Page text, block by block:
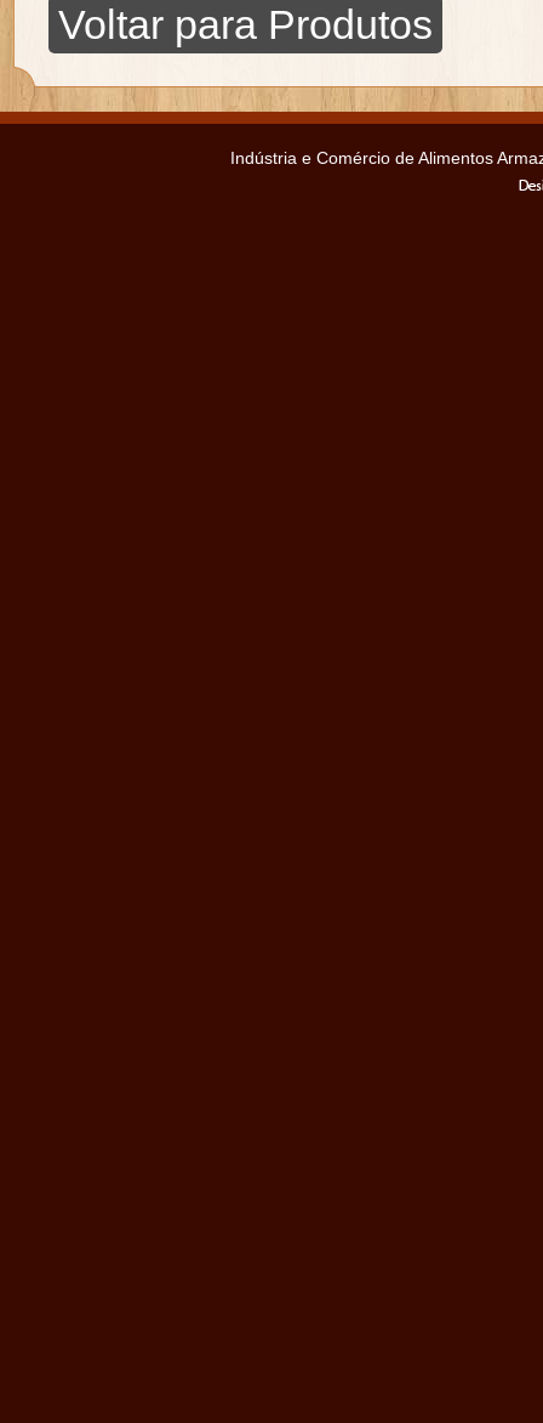
Voltar para Produtos
Indústria e Comércio de Alimentos